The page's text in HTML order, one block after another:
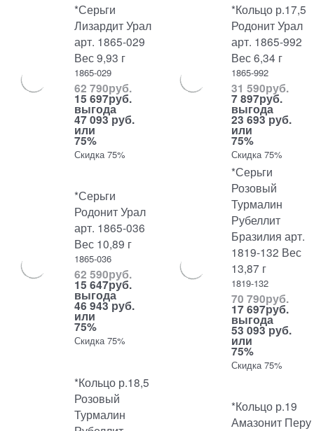
*Серьги
Лизардит Урал
арт. 1865-029
Вес 9,93 г
1865-029
62 790руб.
15 697руб.
выгода
47 093 руб.
или
75%
Скидка 75%
*Кольцо р.17,5
Родонит Урал
арт. 1865-992
Вес 6,34 г
1865-992
31 590руб.
7 897руб.
выгода
23 693 руб.
или
75%
Скидка 75%
*Серьги
Родонит Урал
арт. 1865-036
Вес 10,89 г
1865-036
62 590руб.
15 647руб.
выгода
46 943 руб.
или
75%
Скидка 75%
*Серьги
Розовый
Турмалин
Рубеллит
Бразилия арт.
1819-132 Вес
13,87 г
1819-132
70 790руб.
17 697руб.
выгода
53 093 руб.
или
75%
Скидка 75%
*Кольцо р.18,5
Розовый
Турмалин
*Кольцо р.19
Амазонит Перу